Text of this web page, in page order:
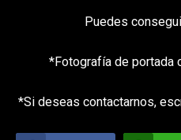
Puedes
*Fotografía de portada
*Si deseas contactarnos,